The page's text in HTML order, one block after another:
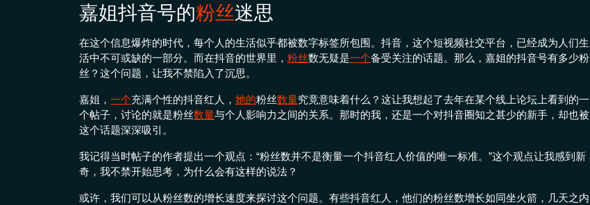
嘉姐抖音号的粉丝迷思
在这个信息爆炸的时代，每个人的生活似乎都被数字标签所包围。抖音，这个短视频社交平台，已经成为人们生
活中不可或缺的一部分。而在抖音的世界里， 粉丝数无疑是一个备受关注的话题。那么，嘉姐的抖音号有多少粉
丝？这个问题，让我不禁陷入了沉思。
嘉姐， 一个充满个性的抖音红人， 她的粉丝数量究竟意味着什么？这让我想起了去年在某个线上论坛上看到的一
个帖子，讨论的就是粉丝数量与个人影响力之间的关系。那时的我，还是一个对抖音圈知之甚少的新手，却也被
这个话题深深吸引。
我记得当时帖子的作者提出一个观点：“粉丝数并不是衡量一个抖音红人价值的唯一标准。”这个观点让我感到新
奇，我不禁开始思考，为什么会有这样的说法？
或许，我们可以从粉丝数的增长速度来探讨这个问题。有些抖音红人，他们的粉丝数增长如同坐火箭，几天之内